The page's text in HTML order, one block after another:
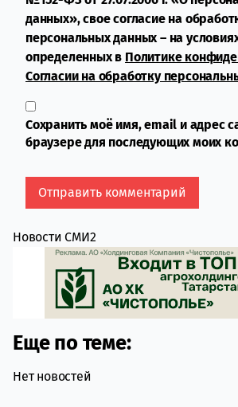
данных», свое согласие на
персональных данных – на
определенных в Политике
Согласии на обработку
Сохранить моё имя, email и адрес
браузере для последующих моих
Новости СМИ2
Еще по теме:
Нет новостей